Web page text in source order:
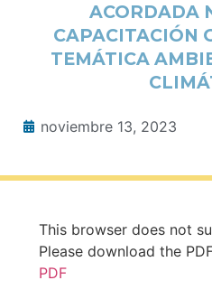
ACORDADA
CAPACITACIÓN
TEMÁTICA
noviembre 13, 2023
This browser does not
Please download the
PDF